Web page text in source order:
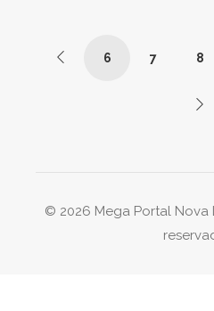
6 7 8
© 2026 Mega Portal Nova